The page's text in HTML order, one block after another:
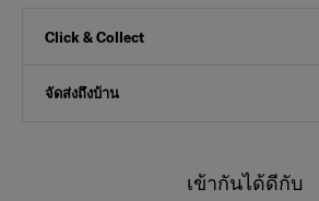
Click & Collect
จัดส่งถึงบ้าน
เข้ากันได้ดีกับ